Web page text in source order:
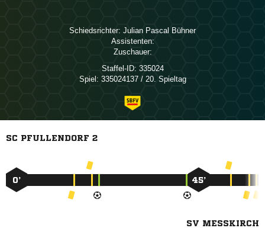
Schiedsrichter:   
Assistenten:
Zuschauer:
Staffel-ID: 335024
Spiel: 335024137 / 20. Spieltag
SC PFULLENDORF 2
0’ 45’
SV MESSKIRCH